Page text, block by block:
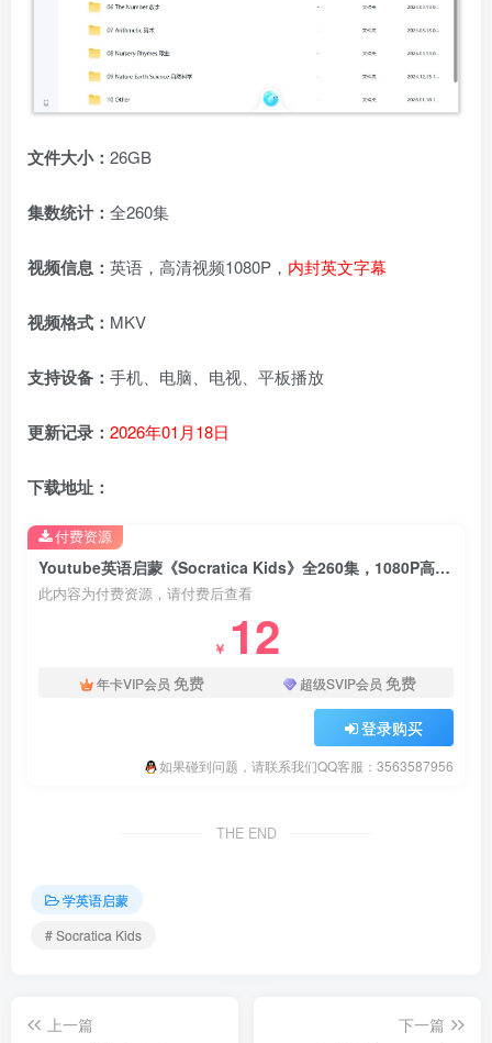
文件大小： 26GB
集数统计： 全260集
视频信息： 英语，高清视频1080P， 内封英文字幕
视频格式： MKV
支持设备： 手机、电脑、电视、平板播放
更新记录： 2026年01月18日
下载地址：
Youtube英语启蒙《Socratica Kids》全260集，1080P高清视频带英文字幕，百度云网盘下载！
此内容为付费资源，请付费后查看
￥ 12
年卡VIP会员 免费 超级SVIP会员 免费
登录购买
如果碰到问题，请联系我们QQ客服：3563587956
付费资源
THE END
学英语启蒙
# Socratica Kids
上一篇
下一篇